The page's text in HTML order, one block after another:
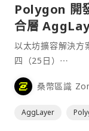
Polygon 開
合層
以太坊擴容解決
四（25日）⋯
桑幣區識
AggLayer